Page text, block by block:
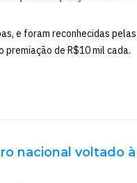
e foram reconhecidas
premiação de R$10 mil cada.
nacional voltado